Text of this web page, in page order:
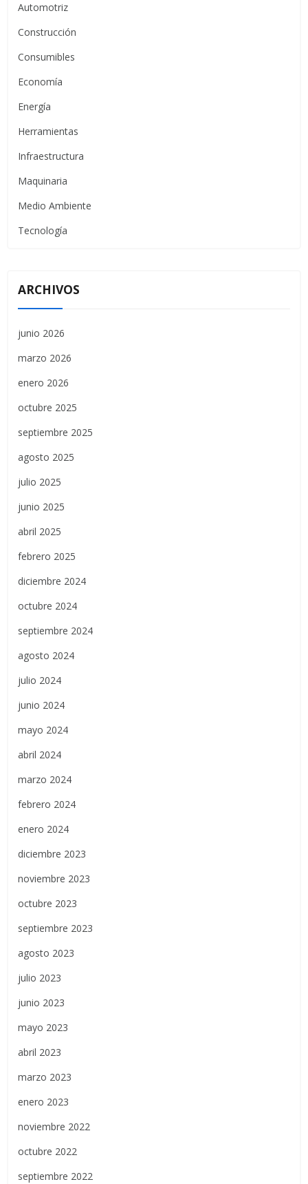
Automotriz
Construcción
Consumibles
Economía
Energía
Herramientas
Infraestructura
Maquinaria
Medio Ambiente
Tecnología
ARCHIVOS
junio 2026
marzo 2026
enero 2026
octubre 2025
septiembre 2025
agosto 2025
julio 2025
junio 2025
abril 2025
febrero 2025
diciembre 2024
octubre 2024
septiembre 2024
agosto 2024
julio 2024
junio 2024
mayo 2024
abril 2024
marzo 2024
febrero 2024
enero 2024
diciembre 2023
noviembre 2023
octubre 2023
septiembre 2023
agosto 2023
julio 2023
junio 2023
mayo 2023
abril 2023
marzo 2023
enero 2023
noviembre 2022
octubre 2022
septiembre 2022